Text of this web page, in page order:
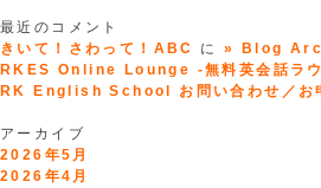
最近のコメント
きいて！さわって！ABC
に» Blog
RKES Online Lounge -無料英会話ラ
RK English School お問い合わせ／お
アーカイブ
2026年5月
2026年4月